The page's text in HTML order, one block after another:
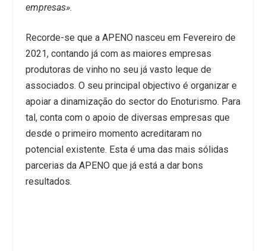
empresas».
Recorde-se que a APENO nasceu em Fevereiro de
2021, contando já com as maiores empresas
produtoras de vinho no seu já vasto leque de
associados. O seu principal objectivo é organizar e
apoiar a dinamização do sector do Enoturismo. Para
tal, conta com o apoio de diversas empresas que
desde o primeiro momento acreditaram no
potencial existente. Esta é uma das mais sólidas
parcerias da APENO que já está a dar bons
resultados.